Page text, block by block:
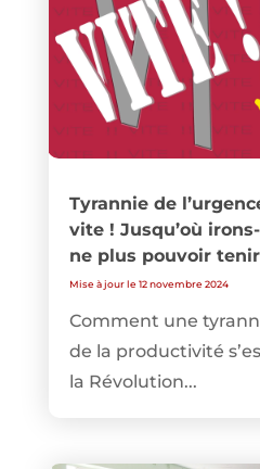
Tyrannie de
vite ! Jusqu’où
ne plus pouvoir
Mise à jour le 12 novembre 2024
Comment une
de la productivité
la Révolution...